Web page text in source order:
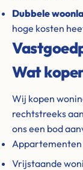
Dubbele
hoge kosten
Wat
Wij kopen
rechtstreeks
ons een bod
Appartementen
Vrijstaande